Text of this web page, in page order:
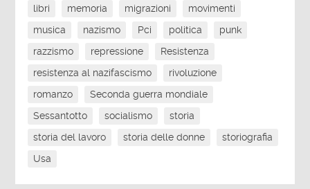
libri
memoria migrazioni
movimenti
musica
nazismo Pci politica
punk
razzismo
repressione
Resistenza
resistenza al nazifascismo
rivoluzione
romanzo
Seconda guerra mondiale
Sessantotto
socialismo
storia
storia del lavoro
storia delle donne
storiografia
Usa